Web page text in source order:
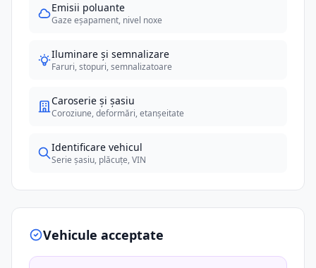
Emisii poluante
Gaze eșapament, nivel noxe
Iluminare și semnalizare
Faruri, stopuri, semnalizatoare
Caroserie și șasiu
Coroziune, deformări, etanșeitate
Identificare vehicul
Serie șasiu, plăcuțe, VIN
Vehicule acceptate